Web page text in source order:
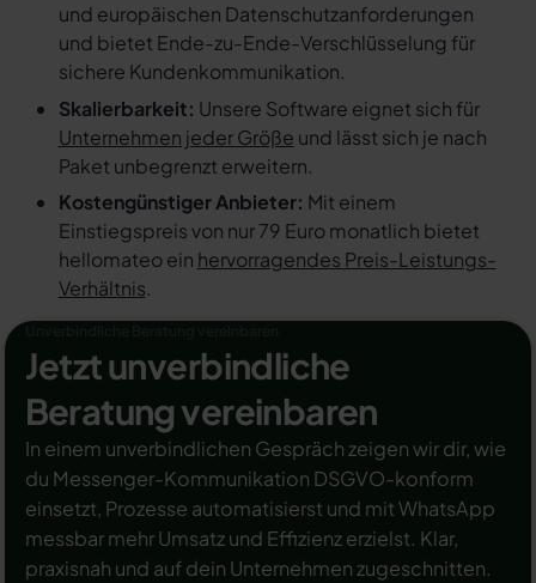
und europäischen Datenschutzanforderungen
und bietet Ende-zu-Ende-Verschlüsselung für
sichere Kundenkommunikation.
Skalierbarkeit: Unsere Software eignet sich für
Unternehmen jeder Größe und lässt sich je nach
Paket unbegrenzt erweitern.
Kostengünstiger Anbieter: Mit einem
Einstiegspreis von nur 79 Euro monatlich bietet
hellomateo ein hervorragendes Preis-Leistungs-
Verhältnis.
Jetzt unverbindliche
Beratung vereinbaren
In einem unverbindlichen Gespräch zeigen wir dir, wie
du Messenger-Kommunikation DSGVO-konform
einsetzt, Prozesse automatisierst und mit WhatsApp
messbar mehr Umsatz und Effizienz erzielst. Klar,
praxisnah und auf dein Unternehmen zugeschnitten.